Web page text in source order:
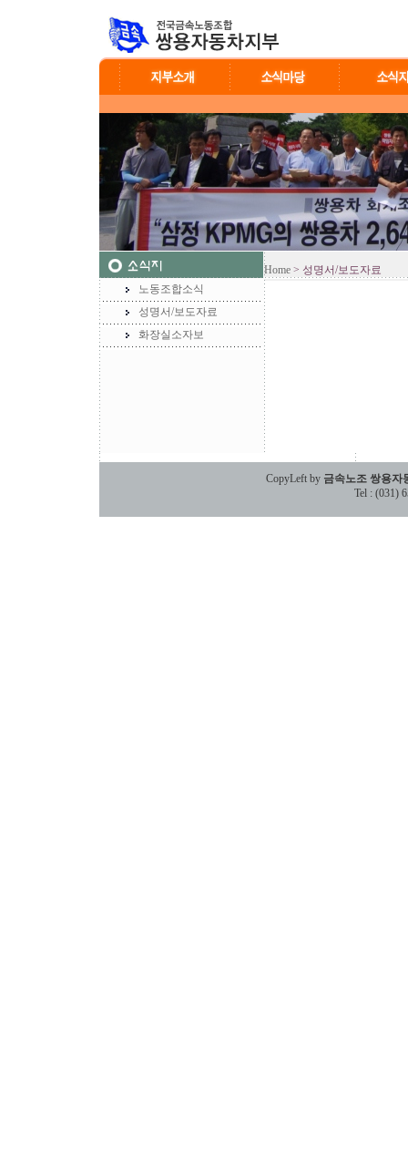
노동조합소식
성명서/보도자료
화장실소자보
Home > 성명서/보도자료
CopyLeft by 금속노조 쌍용자
Tel : (031)